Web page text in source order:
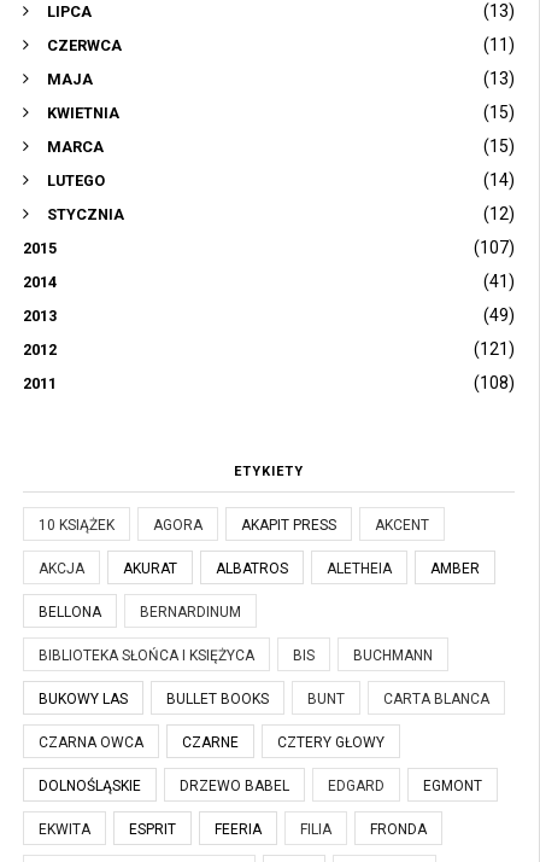
LIPCA (13)
CZERWCA (11)
MAJA (13)
KWIETNIA (15)
MARCA (15)
LUTEGO (14)
STYCZNIA (12)
2015 (107)
2014 (41)
2013 (49)
2012 (121)
2011 (108)
ETYKIETY
10 KSIĄŻEK AGORA AKAPIT PRESS AKCENT
AKCJA AKURAT ALBATROS ALETHEIA AMBER
BELLONA BERNARDINUM
BIBLIOTEKA SŁOŃCA I KSIĘŻYCA BIS BUCHMANN
BUKOWY LAS BULLET BOOKS BUNT CARTA BLANCA
CZARNA OWCA CZARNE CZTERY GŁOWY
DOLNOŚLĄSKIE DRZEWO BABEL EDGARD EGMONT
EKWITA ESPRIT FEERIA FILIA FRONDA